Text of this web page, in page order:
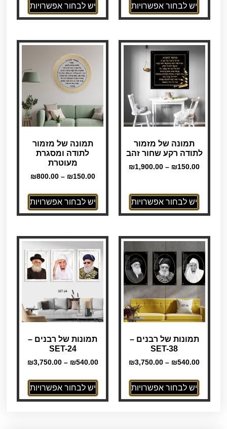
יש לבחור אפשרויות יש לבחור אפשרויות
תמונה של מזמור
לתודה רקע שחור זהב
₪150.00
–
₪1,900.00
יש לבחור אפשרויות
תמונה של מזמור
לתודה ומסגרת
מעוטרת
₪150.00
–
₪800.00
יש לבחור אפשרויות
תמונות של רבנים –
SET-38
₪540.00
–
₪3,750.00
יש לבחור אפשרויות
תמונות של רבנים –
SET-24
₪540.00
–
₪3,750.00
יש לבחור אפשרויות